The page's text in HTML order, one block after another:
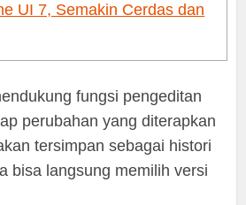
UI 7, Semakin Cerdas dan
fungsi pengeditan
perubahan yang diterapkan
tersimpan sebagai histori
bisa langsung memilih versi